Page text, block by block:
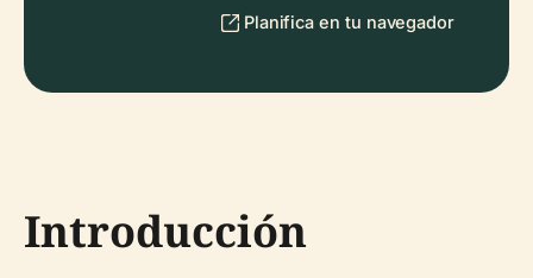
Planifica en tu navegador
Introducción